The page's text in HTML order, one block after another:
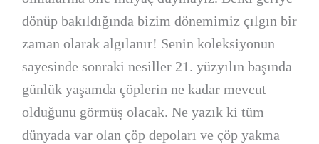
dönüp bakıldığında bizim dönemimiz çılgın bir
zaman olarak algılanır! Senin koleksiyonun
sayesinde sonraki nesiller 21. yüzyılın başında
günlük yaşamda çöplerin ne kadar mevcut
olduğunu görmüş olacak. Ne yazık ki tüm
dünyada var olan çöp depoları ve çöp yakma